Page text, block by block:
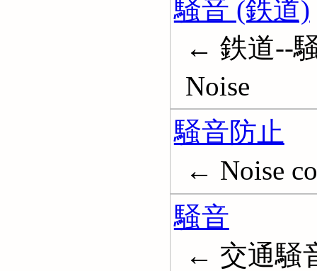
騒音 (鉄道)
← 鉄道--
Noise
騒音防止
← Noise
騒音
← 交通騒